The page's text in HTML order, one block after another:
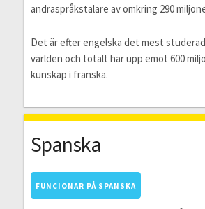
andraspråkstalare av omkring 290
Det är efter engelska det mest
världen och totalt har upp emot 600
kunskap i franska.
Spanska
FUNCIONAR PÅ SPANSKA